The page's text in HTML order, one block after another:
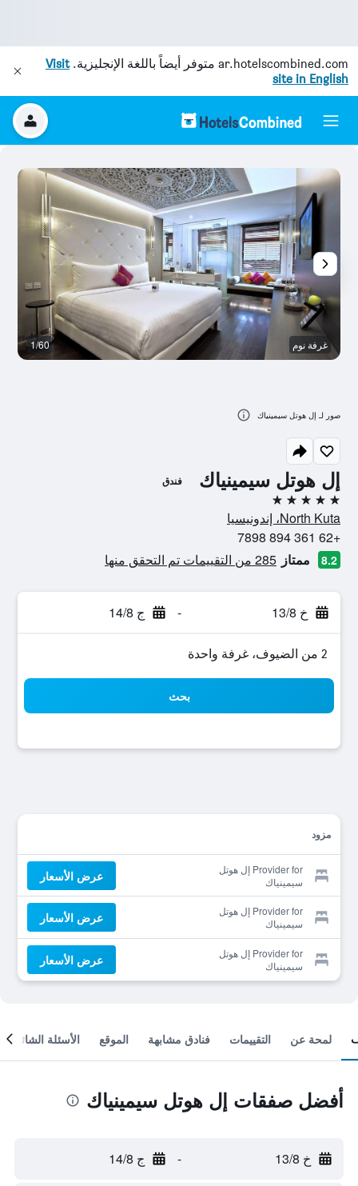
ar.hotelscombined.com متوفر أيضاً باللغة الإنجليزية.Visit
site in English
إل هوتل سيمينياك فندق
5 نجوم
North Kuta، إندونيسيا
+62 361 894 7898
8.2 ممتاز 285 من التقييمات تم التحقق منها
خ 13/8 - ج 14/8
2 من الضيوف، غرفة واحدة
بحث
مزود
Provider for إل هوتل
سيمينياك
عرض الأسعار
Provider for إل هوتل
سيمينياك
عرض الأسعار
Provider for إل هوتل
سيمينياك
عرض الأسعار
غرفة نوم 1/60
صور لـ إل هوتل سيمينياك
لمحة عن التقييمات فنادق مشابهة الموقع الأسئلة الشائعة
أفضل صفقات إل هوتل سيمينياك
خ 13/8 - ج 14/8